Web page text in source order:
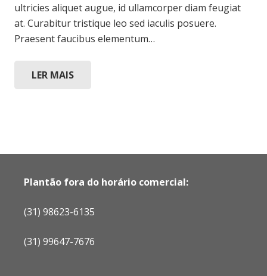
ultricies aliquet augue, id ullamcorper diam feugiat
at. Curabitur tristique leo sed iaculis posuere.
Praesent faucibus elementum…
LER MAIS
Plantão fora do horário comercial:
(31) 98623-6135
(31) 99647-7676